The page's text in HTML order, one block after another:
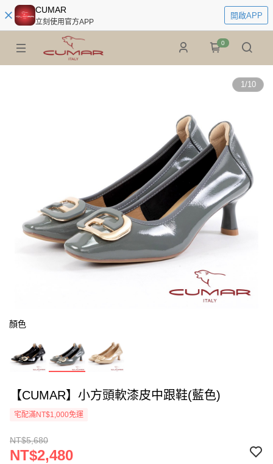
CUMAR
立刻使用官方APP
開啟APP
0
1/10
顏色
【CUMAR】小方頭軟漆皮中跟鞋(藍色)
宅配滿NT$1,000免運
NT$5,680
NT$2,480